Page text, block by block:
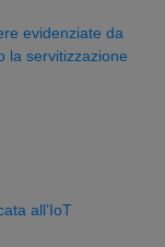
evidenziate da
la servitizzazione
all’IoT